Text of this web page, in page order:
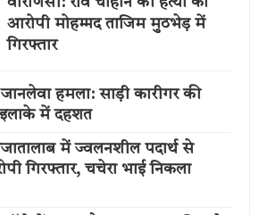
आरोपी मोहम्मद ताजिम मुठभेड़ में
गिरफ्तार
हमला: साड़ी कारीगर की
इलाके में दहशत
में ज्वलनशील पदार्थ से
गिरफ्तार, चचेरा भाई निकला